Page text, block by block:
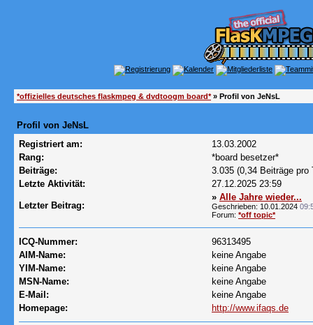
*offizielles deutsches flaskmpeg & dvdtoogm board*» Profil von JeNsL
Profil von JeNsL
Registriert am:
13.03.2002
Rang:
*board besetzer*
Beiträge:
3.035 (0,34 Beiträge pro
Letzte Aktivität:
27.12.2025 23:59
Letzter Beitrag:
» Alle Jahre wieder...
Geschrieben: 10.01.2024
Forum: *off topic*
ICQ-Nummer:
96313495
AIM-Name:
keine Angabe
YIM-Name:
keine Angabe
MSN-Name:
keine Angabe
E-Mail:
keine Angabe
Homepage:
http://www.ifaqs.de